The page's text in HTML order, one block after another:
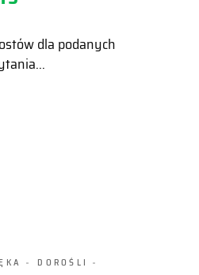
dla podanych
DOROŚLI